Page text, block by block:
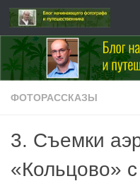
Перейти к
ФОТОРАССКАЗЫ
3. Съемки
«Кольцово»